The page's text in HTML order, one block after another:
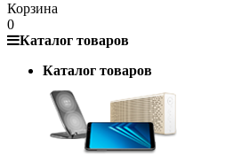
Корзина
0
Каталог товаров
Каталог товаров